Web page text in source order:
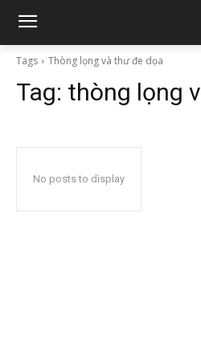
Tags Thòng lọng và thư đe dọa
Tag: thòng lọng
No posts to display